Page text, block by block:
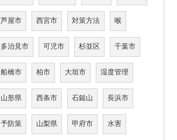
芦屋市 西宮市 対策方法 喉
多治見市 可児市 杉並区 千葉市
船橋市 柏市 大垣市 湿度管理
山形県 西条市 石鎚山 長浜市
予防策 山梨県 甲府市 水害